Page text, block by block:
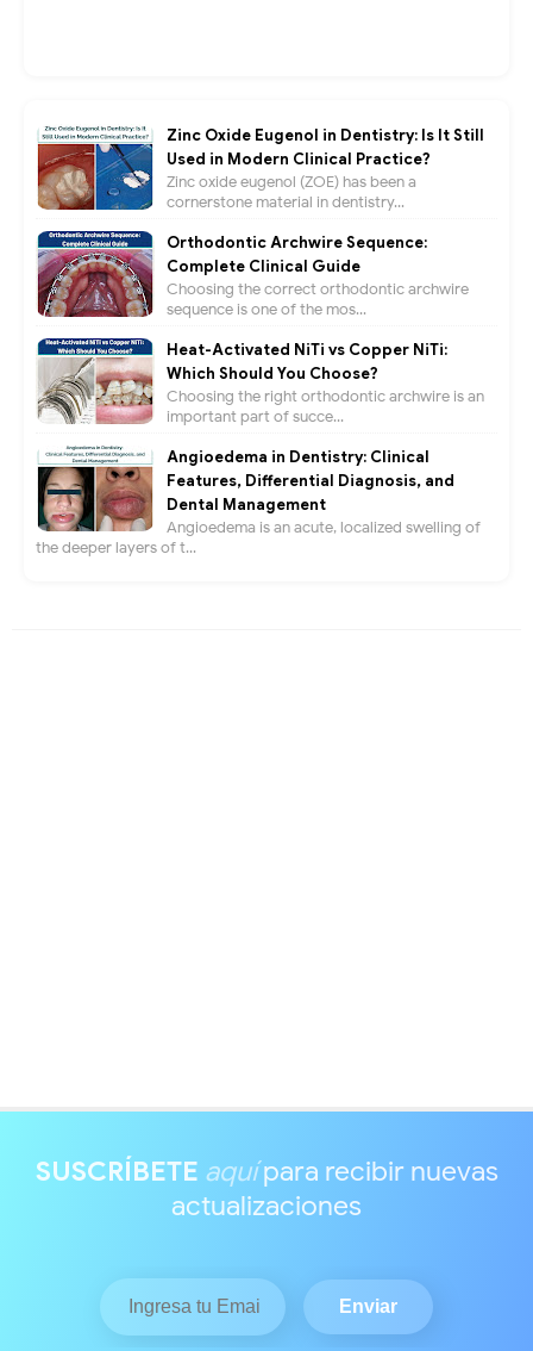
Zinc Oxide Eugenol in Dentistry: Is It Still
Used in Modern Clinical Practice?
Zinc oxide eugenol (ZOE) has been a
cornerstone material in dentistry...
Orthodontic Archwire Sequence:
Complete Clinical Guide
Choosing the correct orthodontic archwire
sequence is one of the mos...
Heat-Activated NiTi vs Copper NiTi:
Which Should You Choose?
Choosing the right orthodontic archwire is an
important part of succe...
Angioedema in Dentistry: Clinical
Features, Differential Diagnosis, and
Dental Management
Angioedema is an acute, localized swelling of
the deeper layers of t...
SUSCRÍBETE aquípara recibir nuevas
actualizaciones